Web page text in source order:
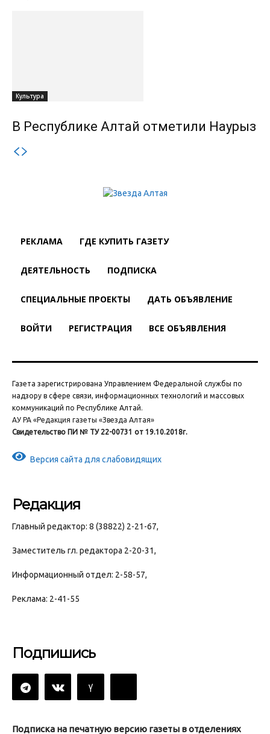
Культура
В Республике Алтай отметили Наурыз
РЕКЛАМА ГДЕ КУПИТЬ ГАЗЕТУ
ДЕЯТЕЛЬНОСТЬ ПОДПИСКА
СПЕЦИАЛЬНЫЕ ПРОЕКТЫ ДАТЬ ОБЪЯВЛЕНИЕ
ВОЙТИ РЕГИСТРАЦИЯ ВСЕ ОБЪЯВЛЕНИЯ
Газета зарегистрирована Управлением Федеральной службы по
надзору в сфере связи, информационных технологий и массовых
коммуникаций по Республике Алтай.
АУ РА «Редакция газеты «Звезда Алтая»
Свидетельство ПИ № ТУ 22-00731 от 19.10.2018г.
Версия сайта для слабовидящих
Редакция
Главный редактор: 8 (38822) 2-21-67,
Заместитель гл. редактора 2-20-31,
Информационный отдел: 2-58-57,
Реклама: 2-41-55
Подпишись
Подписка на печатную версию газеты в отделениях